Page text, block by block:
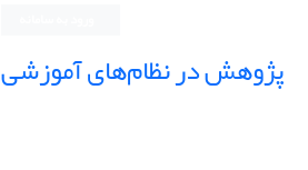
پژوهش در نظام‌های آموزشی